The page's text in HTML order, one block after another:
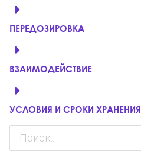
ПЕРЕДОЗИРОВКА
ВЗАИМОДЕЙСТВИЕ
УСЛОВИЯ И СРОКИ ХРАНЕНИЯ